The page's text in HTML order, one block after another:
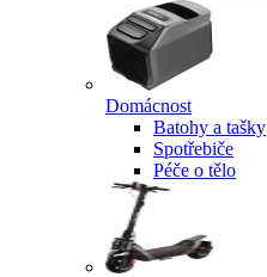
Domácnost
Batohy a tašky
Spotřebiče
Péče o tělo